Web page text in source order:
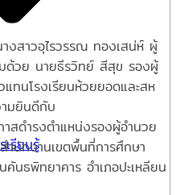
เรียนรู้
สาวอุไรวรรณ ทองเสน่ห์ ผู้
ด้วย นายธีรวิทย์ สีสุข รองผู้
ทนโรงเรียนห้วยยอดและสห
มยินดีกับ
สดำรงตำแหน่งรองผู้อำนวย
ำนักงานเขตพื้นที่การศึกษา
นธพิทยาคาร อำเภอปะเหลียน